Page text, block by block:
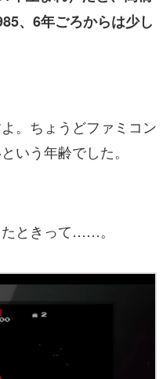
、6年ごろからは少し
。ちょうどファミコン
いう年齢でした。
ときって……。